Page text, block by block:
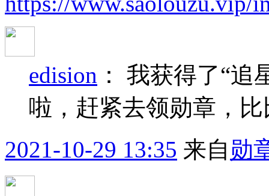
edision ： 我获得了“追
啦，赶紧去领勋章，
2021-10-29 13:35 来自 勋